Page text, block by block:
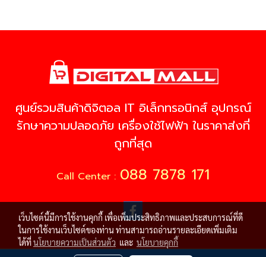
ศูนย์รวมสินค้าดิจิตอล IT อิเล็กทรอนิกส์ อุปกรณ์
รักษาความปลอดภัย เครื่องใช้ไฟฟ้า ในราคาส่งที่
ถูกที่สุด
Call Center : 088 7878 171
เว็บไซต์นี้มีการใช้งานคุกกี้ เพื่อเพิ่มประสิทธิภาพและประสบการณ์ที่ดี
ในการใช้งานเว็บไซต์ของท่าน ท่านสามารถอ่านรายละเอียดเพิ่มเติม
ได้ที่นโยบายความเป็นส่วนตัว และ นโยบายคุกกี้